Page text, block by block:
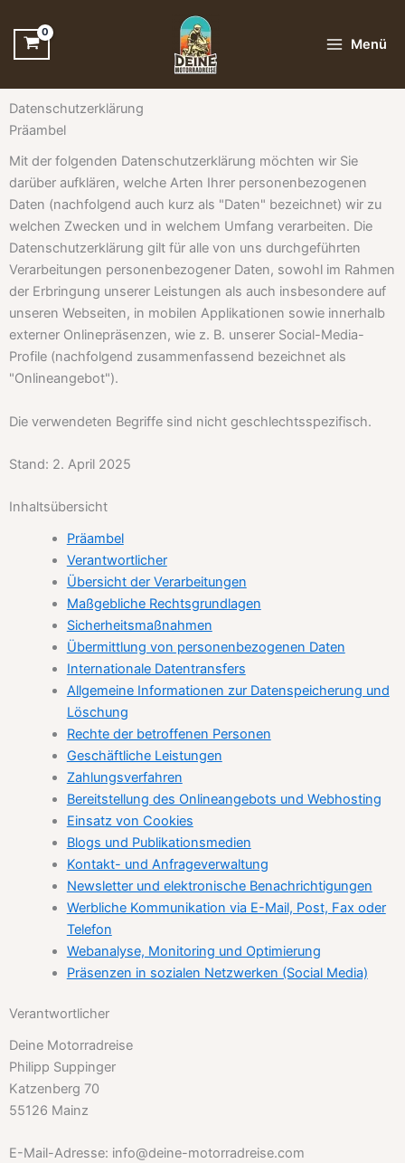
Inhalt
springen
Menü
Datenschutzerklärung
Präambel
Mit der folgenden Datenschutzerklärung möchten wir Sie
darüber aufklären, welche Arten Ihrer personenbezogenen
Daten (nachfolgend auch kurz als "Daten" bezeichnet) wir zu
welchen Zwecken und in welchem Umfang verarbeiten. Die
Datenschutzerklärung gilt für alle von uns durchgeführten
Verarbeitungen personenbezogener Daten, sowohl im Rahmen
der Erbringung unserer Leistungen als auch insbesondere auf
unseren Webseiten, in mobilen Applikationen sowie innerhalb
externer Onlinepräsenzen, wie z. B. unserer Social-Media-
Profile (nachfolgend zusammenfassend bezeichnet als
"Onlineangebot").
Die verwendeten Begriffe sind nicht geschlechtsspezifisch.
Stand: 2. April 2025
Inhaltsübersicht
Präambel
Verantwortlicher
Übersicht der Verarbeitungen
Maßgebliche Rechtsgrundlagen
Sicherheitsmaßnahmen
Übermittlung von personenbezogenen Daten
Internationale Datentransfers
Allgemeine Informationen zur Datenspeicherung und
Löschung
Rechte der betroffenen Personen
Geschäftliche Leistungen
Zahlungsverfahren
Bereitstellung des Onlineangebots und Webhosting
Einsatz von Cookies
Blogs und Publikationsmedien
Kontakt- und Anfrageverwaltung
Newsletter und elektronische Benachrichtigungen
Werbliche Kommunikation via E-Mail, Post, Fax oder
Telefon
Webanalyse, Monitoring und Optimierung
Präsenzen in sozialen Netzwerken (Social Media)
Verantwortlicher
Deine Motorradreise
Philipp Suppinger
Katzenberg 70
55126 Mainz
E-Mail-Adresse: info@deine-motorradreise.com